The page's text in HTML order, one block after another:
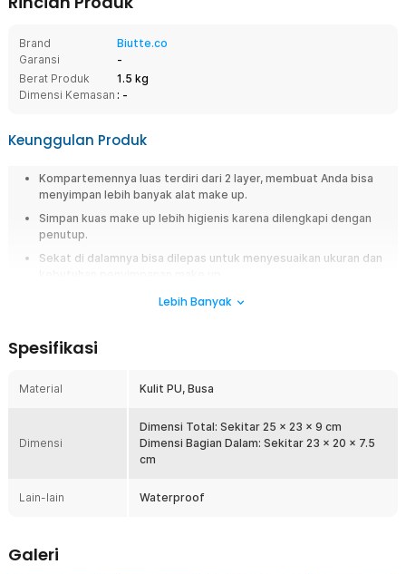
Brand
Biutte.co
Garansi
-
Berat Produk
1.5 kg
Dimensi Kemasan : -
Keunggulan Produk
Kompartemennya luas terdiri dari 2 layer, membuat Anda bisa
menyimpan lebih banyak alat make up.
Simpan kuas make up lebih higienis karena dilengkapi dengan
penutup.
Sekat di dalamnya bisa dilepas untuk menyesuaikan ukuran dan
Mampu melindungi dengan maksimal bahkan dari percikan air
Overview
simpan lipstik, skincare, hingga brush. Material kulit PU tahan air dengan
Fitur
Tas make up besar ini memiliki banyak slot untuk menampung
make-up.
Lebih Banyak
Spesifikasi
Material Kulit PU, Busa
Dimensi
Dimensi Total: Sekitar 25 x 23 x 9 cm
Dimensi Bagian Dalam: Sekitar 23 x 20 x 7.5
cm
Lain-lain Waterproof
Galeri